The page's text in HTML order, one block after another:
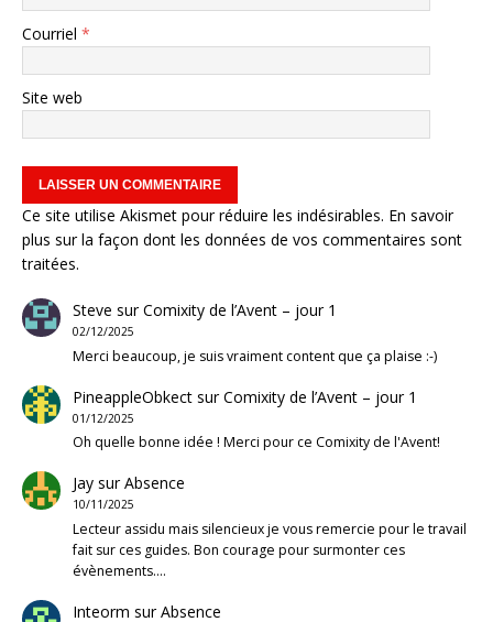
Courriel *
Site web
Ce site utilise Akismet pour réduire les indésirables. En savoir
plus sur la façon dont les données de vos commentaires sont
traitées.
Steve surComixity de l’Avent – jour 1
02/12/2025
Merci beaucoup, je suis vraiment content que ça plaise :-)
PineappleObkectsurComixity de l’Avent – jour 1
01/12/2025
Oh quelle bonne idée ! Merci pour ce Comixity de l'Avent!
JaysurAbsence
10/11/2025
Lecteur assidu mais silencieux je vous remercie pour le travail
fait sur ces guides. Bon courage pour surmonter ces
évènements.…
Inteorm surAbsence